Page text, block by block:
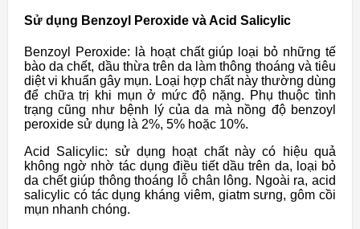
Sử dụng Benzoyl Peroxide và Acid Salicylic
Benzoyl Peroxide: là hoạt chất giúp loại bỏ những tế
bào da chết, dầu thừa trên da làm thông thoáng và tiêu
diệt vi khuẩn gây mụn. Loại hợp chất này thường dùng
để chữa trị khi mụn ở mức độ nặng. Phụ thuộc tình
trạng cũng như bệnh lý của da mà nồng độ benzoyl
peroxide sử dụng là 2%, 5% hoặc 10%.
Acid Salicylic: sử dụng hoạt chất này có hiệu quả
không ngờ nhờ tác dụng điều tiết dầu trên da, loại bỏ
da chết giúp thông thoáng lỗ chân lông. Ngoài ra, acid
salicylic có tác dụng kháng viêm, giatm sưng, gôm cồi
mụn nhanh chóng.